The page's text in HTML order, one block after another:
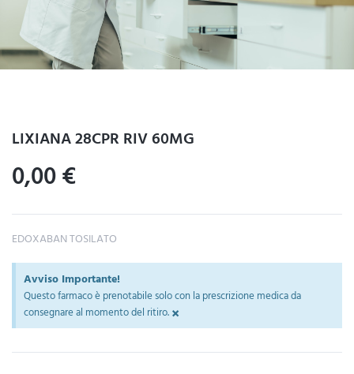
LIXIANA 28CPR RIV 60MG
0,00€
EDOXABAN TOSILATO
Avviso Importante!
Questo farmaco è prenotabile solo con la prescrizione medica da
consegnare al momento del ritiro.×